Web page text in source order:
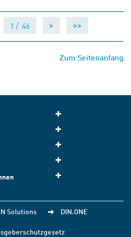
1 / 46 > >>
Zum Seitenanfang
Solutions DIN.ONE